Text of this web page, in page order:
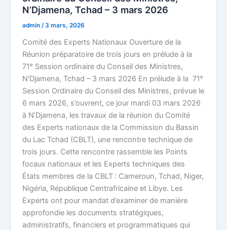
N’Djamena, Tchad – 3 mars 2026
admin /3 mars, 2026
Comité des Experts Nationaux Ouverture de la
Réunion préparatoire de trois jours en prélude à la
71ᵉ Session ordinaire du Conseil des Ministres,
N’Djamena, Tchad – 3 mars 2026 En prélude à la 71ᵉ
Session Ordinaire du Conseil des Ministres, prévue le
6 mars 2026, s’ouvrent, ce jour mardi 03 mars 2026
à N’Djamena, les travaux de la réunion du Comité
des Experts nationaux de la Commission du Bassin
du Lac Tchad (CBLT), une rencontre technique de
trois jours. Cette rencontre rassemble les Points
focaux nationaux et les Experts techniques des
États membres de la CBLT : Cameroun, Tchad, Niger,
Nigéria, République Centrafricaine et Libye. Les
Experts ont pour mandat d’examiner de manière
approfondie les documents stratégiques,
administratifs, financiers et programmatiques qui